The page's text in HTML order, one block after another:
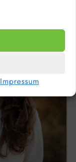
Impressum